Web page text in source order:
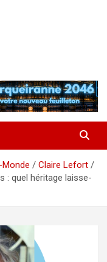
Claire Lefort
: quel héritage laisse-